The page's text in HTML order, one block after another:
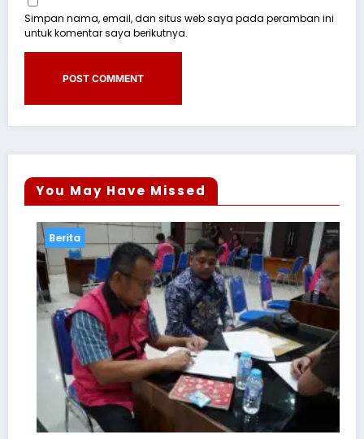
Simpan nama, email, dan situs web saya pada peramban ini
untuk komentar saya berikutnya.
You May Have Missed
Berita